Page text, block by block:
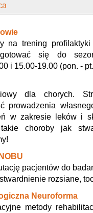
na trening
się do
i 15.00-19.00 (pon. -
dla chorych.
prowadzenia
w zakresie leków i
choroby jak
pacjentów do
rozsiane,
Neuroforma
metody